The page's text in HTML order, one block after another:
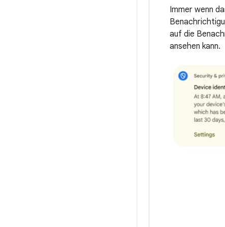
Immer wenn
auf die
ansehen kann.